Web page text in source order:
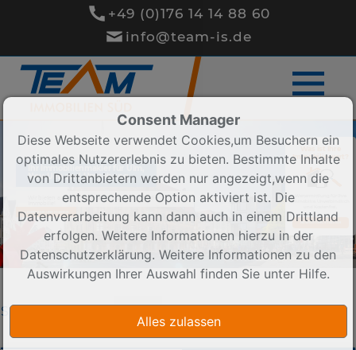
Neu-Ulm und Umgebung
Wir bieten ausgezeichneten Service rund um die
Immobilie wert?
Immobilie. Unverbindlich
BEWERTUNG STARTEN
+49 (0)176 14 14 88 60
info@team-is.de
Sortieren nach
Consent Manager
Diese Webseite verwendet Cookies,um Besuchern ein
optimales Nutzererlebnis zu bieten. Bestimmte Inhalte
von Drittanbietern werden nur angezeigt,wenn die
entsprechende Option aktiviert ist. Die
Datenverarbeitung kann dann auch in einem Drittland
erfolgen. Weitere Informationen hierzu in der
Datenschutzerklärung. Weitere Informationen zu den
Auswirkungen Ihrer Auswahl finden Sie unter Hilfe.